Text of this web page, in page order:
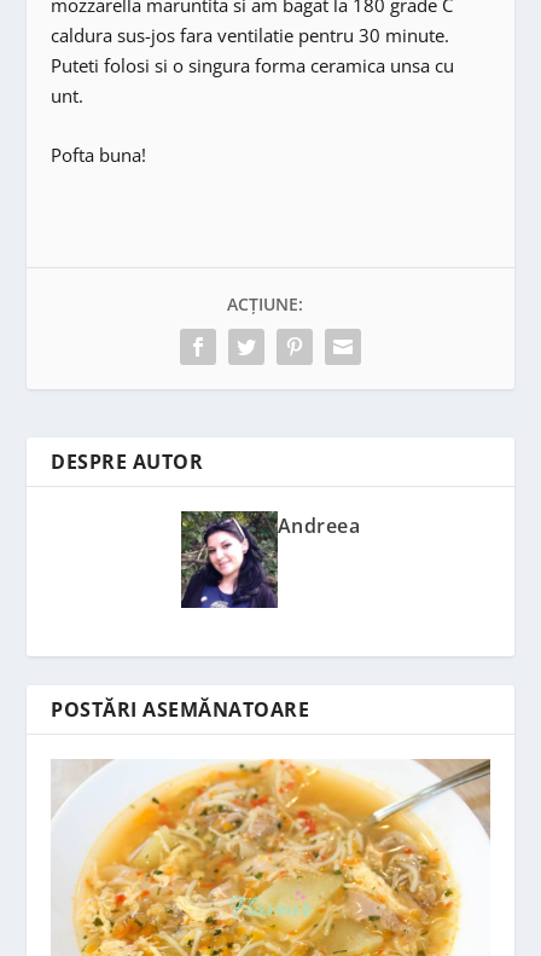
caldura sus-jos fara ventilatie pentru 30 minute.
Puteti folosi si o singura forma ceramica unsa cu
unt.
Pofta buna!
ACȚIUNE:
DESPRE AUTOR
Andreea
POSTĂRI ASEMĂNATOARE